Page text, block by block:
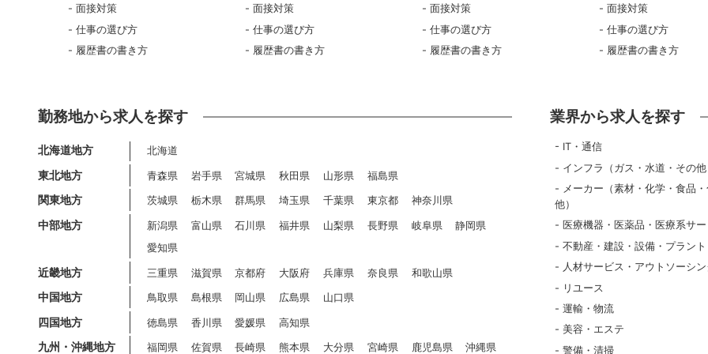
面接対策
仕事の選び方
履歴書の書き方
面接対策
仕事の選び方
履歴書の書き方
面接対策
仕事の選び方
履歴書の書き方
面接対策
仕事の選び方
履歴書の書き方
勤務地から求人を探す
北海道地方 北海道
東北地方 青森県 岩手県 宮城県 秋田県 山形県 福島県
関東地方 茨城県 栃木県 群馬県 埼玉県 千葉県 東京都 神奈川県
中部地方 新潟県 富山県 石川県 福井県 山梨県 長野県 岐阜県
静岡県
愛知県
近畿地方 三重県 滋賀県 京都府 大阪府 兵庫県 奈良県 和歌山県
中国地方 鳥取県 島根県 岡山県 広島県 山口県
四国地方 徳島県 香川県 愛媛県 高知県
九州・沖縄地方 福岡県 佐賀県 長崎県 熊本県 大分県 宮崎県 鹿児島県 沖縄県
業界から求人を探す
IT・通信
インフラ（ガス・水道・その
メーカー（素材・化学・食品
他）
医療機器・医薬品・医療系サ
不動産・建設・設備・プラント
人材サービス・アウトソーシ
リユース
運輸・物流
美容・エステ
警備・清掃